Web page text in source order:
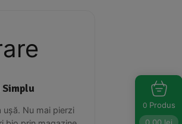
Simplu
ușă. Nu mai pierzi
0 Produs